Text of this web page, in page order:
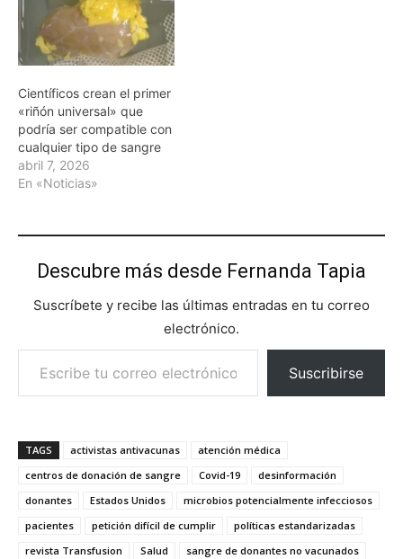
Científicos crean el primer
«riñón universal» que
podría ser compatible con
cualquier tipo de sangre
abril 7, 2026
En «Noticias»
Descubre más desde Fernanda Tapia
Suscríbete y recibe las últimas entradas en tu correo
electrónico.
Escribe tu correo electrónico…
Suscribirse
TAGS activistas antivacunas
atención médica
centros de donación de sangre
Covid-19
desinformación
donantes
Estados Unidos
microbios potencialmente infecciosos
pacientes
petición difícil de cumplir
políticas estandarizadas
revista Transfusion
Salud
sangre de donantes no vacunados